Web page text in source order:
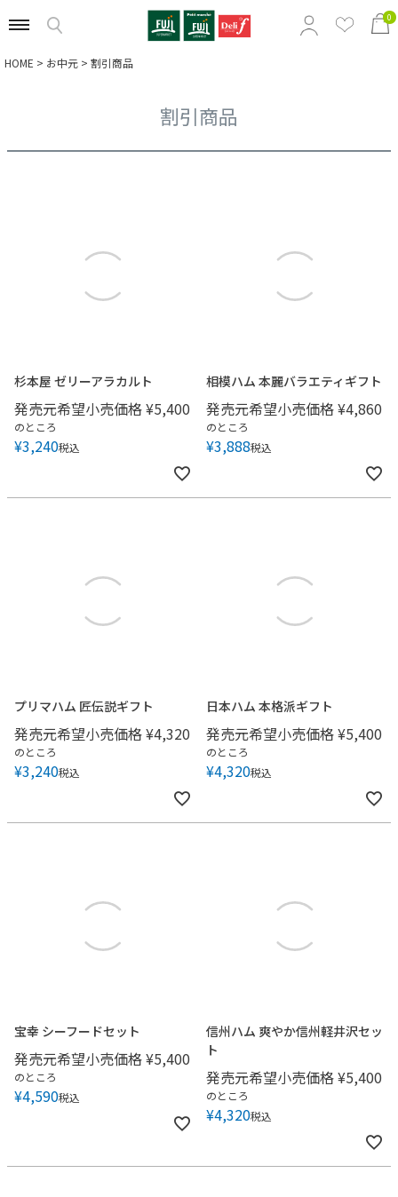
0
HOME お中元 割引商品
割引商品
杉本屋 ゼリーアラカルト
発売元希望小売価格¥5,400
のところ
¥3,240税込
相模ハム 本麗バラエティギフト
発売元希望小売価格¥4,860
のところ
¥3,888税込
プリマハム 匠伝説ギフト
発売元希望小売価格¥4,320
のところ
¥3,240税込
日本ハム 本格派ギフト
発売元希望小売価格¥5,400
のところ
¥4,320税込
宝幸 シーフードセット
発売元希望小売価格¥5,400
のところ
¥4,590税込
信州ハム 爽やか信州軽井沢セッ
ト
発売元希望小売価格¥5,400
のところ
¥4,320税込